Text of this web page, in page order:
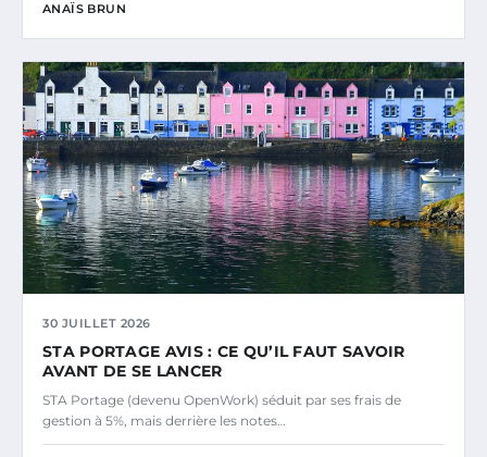
ANAÏS BRUN
30 JUILLET 2026
STA PORTAGE AVIS : CE QU’IL FAUT SAVOIR
AVANT DE SE LANCER
STA Portage (devenu OpenWork) séduit par ses frais de
gestion à 5%, mais derrière les notes…